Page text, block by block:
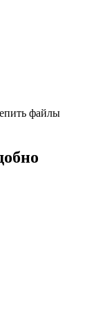
файлы